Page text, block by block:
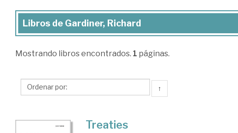
Libros
Gardiner,
Libros de Gardiner, Richard
Mostrando libros encontrados. 1 páginas.
↑
Treaties